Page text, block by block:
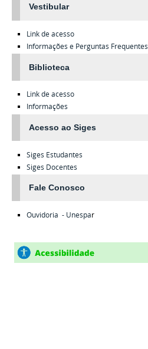
Vestibular
Link de acesso
Informações e Perguntas Frequentes
Biblioteca
Link de acesso
Informações
Acesso ao Siges
Siges Estudantes
Siges Docentes
Fale Conosco
Ouvidoria - Unespar